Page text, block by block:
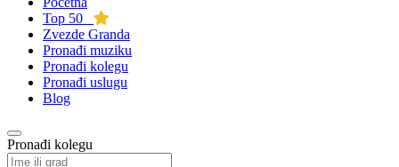
Top 50
Zvezde Granda
Pronađi muziku
Pronađi kolegu
Pronađi uslugu
Blog
Pronađi kolegu